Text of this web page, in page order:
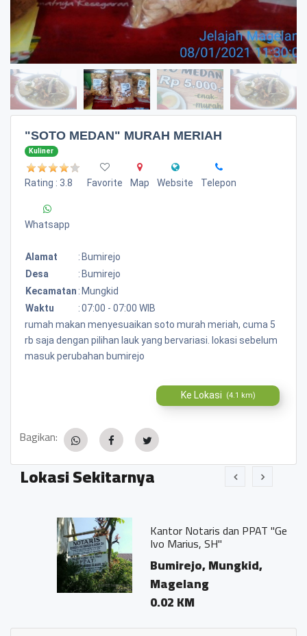
"SOTO MEDAN" MURAH MERIAH
Kuliner
Rating : 3.8 Favorite Map Website Telepon
Whatsapp
Alamat : Bumirejo
Desa
: Bumirejo
Kecamatan : Mungkid
Waktu
:07:00 - 07:00 WIB
rumah makan menyesuaikan soto murah meriah, cuma 5
rb saja dengan pilihan lauk yang bervariasi. lokasi sebelum
masuk perubahan bumirejo
Ke Lokasi (4.1 km)
Bagikan:
Lokasi Sekitarnya
Kantor Notaris dan PPAT "Georgius
Ivo Marius, SH"
Bumirejo, Mungkid,
Magelang
0.02 KM